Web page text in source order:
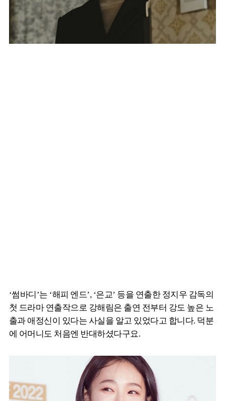
‘썸바디’는 ‘해피 엔드’, ‘은교’ 등을 연출한 정지우 감독의
첫 드라마 연출작으로 강해림은 출연 전부터 강도 높은 노
출과 애정신이 있다는 사실을 알고 있었다고 합니다. 덕분
에 어머니도 처음엔 반대하셨다구요.